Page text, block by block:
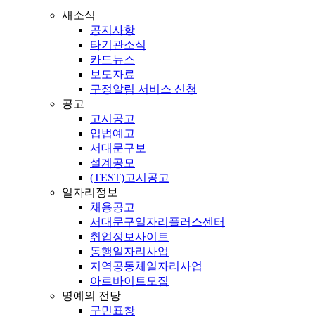
새소식
공지사항
타기관소식
카드뉴스
보도자료
구정알림 서비스 신청
공고
고시공고
입법예고
서대문구보
설계공모
(TEST)고시공고
일자리정보
채용공고
서대문구일자리플러스센터
취업정보사이트
동행일자리사업
지역공동체일자리사업
아르바이트모집
명예의 전당
구민표창